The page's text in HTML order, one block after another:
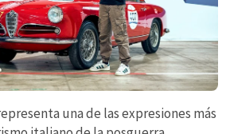
una de las expresiones más